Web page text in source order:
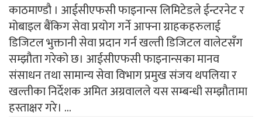
काठमाण्डौ । आईसीएफसी फाइनान्स लिमिटेडले ईन्टरनेट र
मोबाइल बैंकिग सेवा प्रयोग गर्ने आफ्ना ग्राहकहरुलाई
डिजिटल भुक्तानी सेवा प्रदान गर्न खल्ती डिजिटल वालेटसँग
सम्झौता गरेको छ। आईसीएफसी फाइनान्सका मानव
संसाधन तथा सामान्य सेवा विभाग प्रमुख संजय थपलिया र
खल्तीका निर्देशक अमित अग्रवालले यस सम्बन्धी सम्झौतामा
हस्ताक्षर गरे। ...